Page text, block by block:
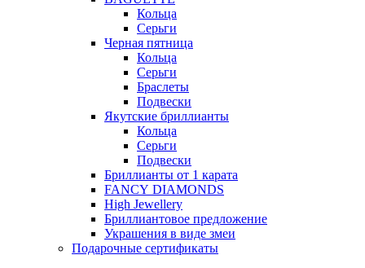
Кольца
Серьги
Черная пятница
Кольца
Серьги
Браслеты
Подвески
Якутские бриллианты
Кольца
Серьги
Подвески
Бриллианты от 1 карата
FANCY DIAMONDS
High Jewellery
Бриллиантовое предложение
Украшения в виде змеи
Подарочные сертификаты